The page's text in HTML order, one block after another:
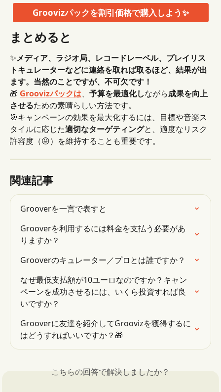
Groovizパックを割引価格で購入しよう✨
まとめると
✨メディア、ラジオ局、レコードレーベル、プレイリス
トキュレーターなどに連絡を取れば取るほど、結果が出
ます。当然のことですが、不可欠です！
🎁 Groovizパックは、 予算を最適化しながら成果を向上
させるための素晴らしい方法です。
🎯キャンペーンの効果を最大化するには、目標や音楽ス
タイルに応じた適切なターゲティングと、適度なリスク
許容度（😛）を維持することも重要です。
関連記事
Grooverを一言で表すと
Grooverを利用するには料金を支払う必要があ
りますか？
Grooverのキュレーター／プロとは誰ですか？
なぜ最低支払額が10ユーロなのですか？キャン
ペーンを成功させるには、いくら投資すれば良
いですか？
Grooverに友達を紹介してGroovizを獲得するに
はどうすればいいですか？🎁
こちらの回答で解決しましたか？